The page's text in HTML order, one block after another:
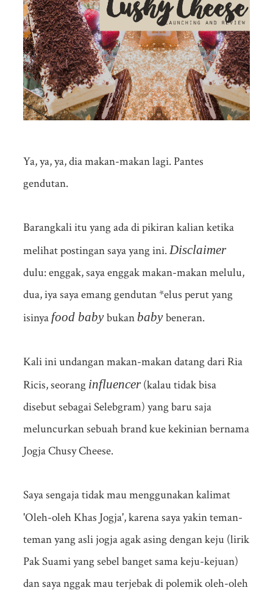
Ya, ya, ya, dia makan-makan lagi. Pantes
gendutan.
Barangkali itu yang ada di pikiran kalian ketika
melihat postingan saya yang ini. Disclaimer
dulu: enggak, saya enggak makan-makan melulu,
dua, iya saya emang gendutan *elus perut yang
isinya food babybukan babybeneran.
Kali ini undangan makan-makan datang dari Ria
Ricis, seorang influencer(kalau tidak bisa
disebut sebagai Selebgram) yang baru saja
meluncurkan sebuah brand kue kekinian bernama
Jogja Chusy Cheese.
Saya sengaja tidak mau menggunakan kalimat
'Oleh-oleh Khas Jogja', karena saya yakin teman-
teman yang asli jogja agak asing dengan keju (lirik
Pak Suami yang sebel banget sama keju-kejuan)
dan saya nggak mau terjebak di polemik oleh-oleh